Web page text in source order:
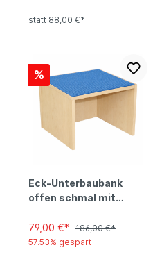
statt 88,00 €*
%
Eck-Unterbaubank
offen schmal mit
riviera
79,00 €*
186,00 €*
57.53% gespart